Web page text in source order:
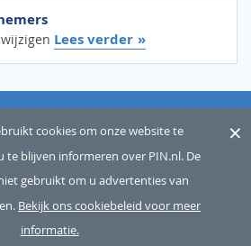
Lees verder
Nederland, alle rechten
voorbehouden
WOORDENLIJST CONTACT
PRIVACY
cookies om onze website te
te blijven informeren over PIN.nl. De
gebruikt om u advertenties van
Bekijk ons cookiebeleid voor meer
informatie.
×